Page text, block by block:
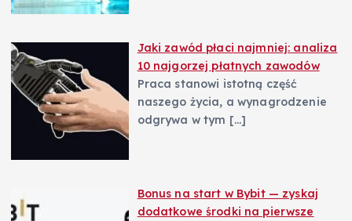
Jaki zawód płaci najmniej: analiza
10 najgorzej płatnych zawodów
Praca stanowi istotną część
naszego życia, a wynagrodzenie
odgrywa w tym […]
Bonus na start w Bybit — zyskaj
dodatkowe środki na pierwsze